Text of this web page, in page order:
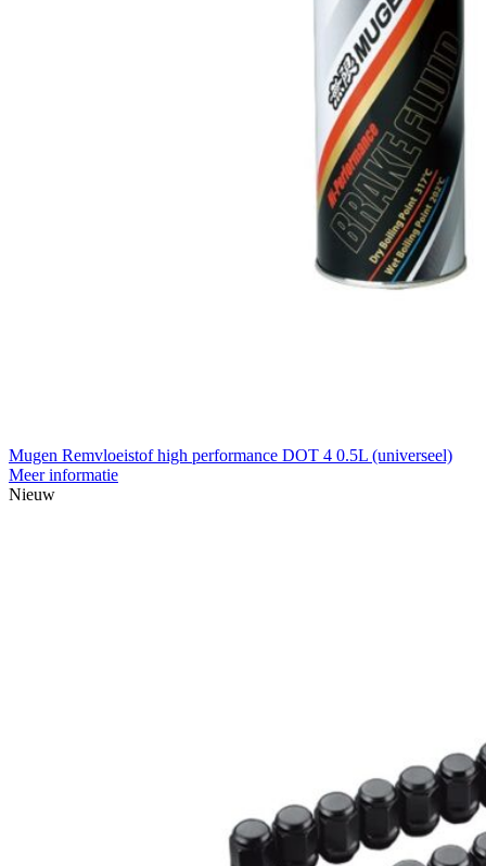
Mugen Remvloeistof high performance DOT 4 0.5L (universeel)
Meer informatie
Nieuw